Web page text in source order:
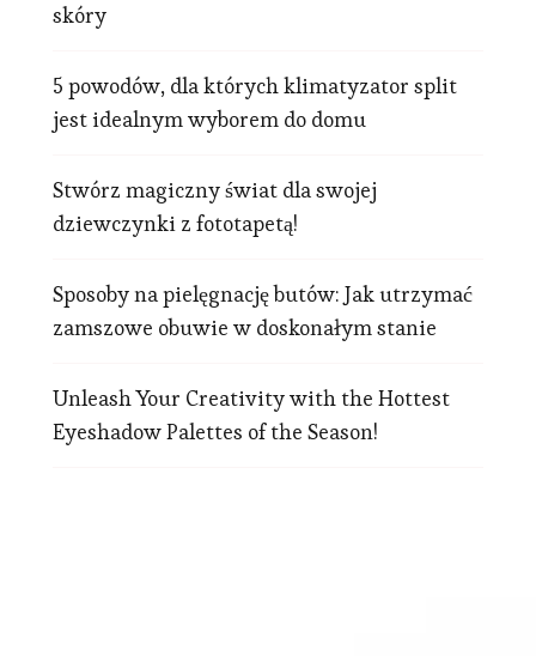
skóry
5 powodów, dla których klimatyzator split
jest idealnym wyborem do domu
Stwórz magiczny świat dla swojej
dziewczynki z fototapetą!
Sposoby na pielęgnację butów: Jak utrzymać
zamszowe obuwie w doskonałym stanie
Unleash Your Creativity with the Hottest
Eyeshadow Palettes of the Season!